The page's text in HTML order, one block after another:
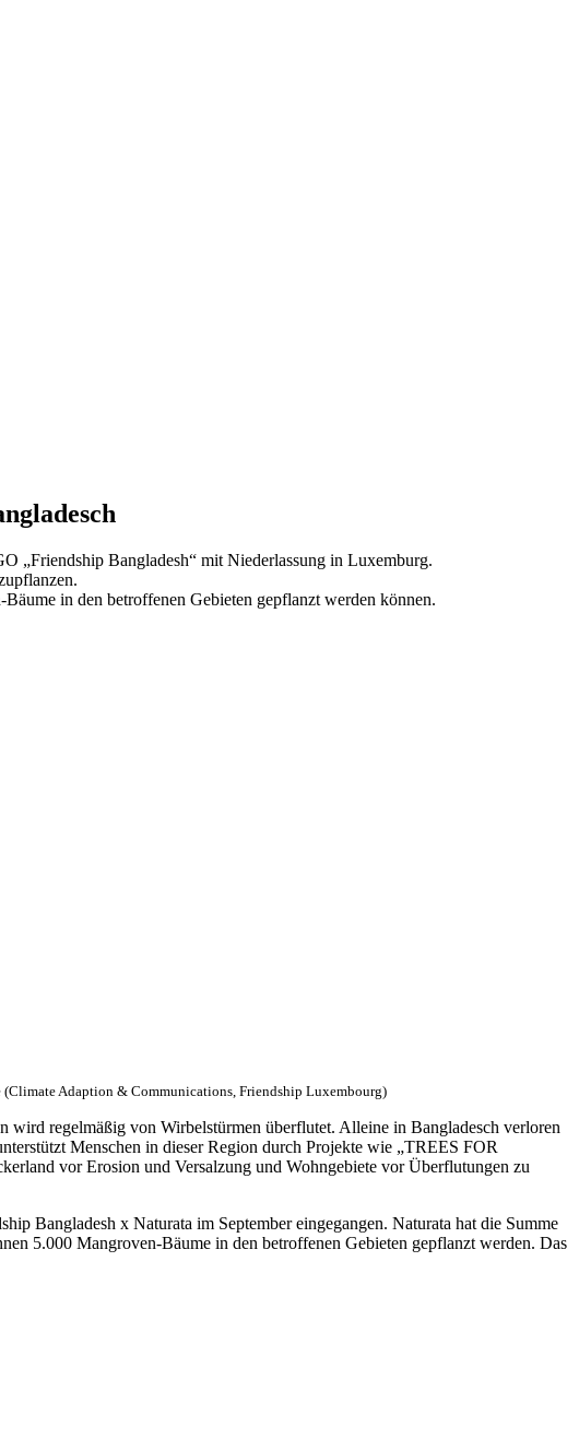
„Friendship Bangladesh“ mit Niederlassung in Luxemburg.
in den betroffenen Gebieten gepflanzt werden können.
(Climate Adaption & Communications, Friendship Luxembourg)
wird regelmäßig von Wirbelstürmen überflutet. Alleine in Bangladesch verloren
Menschen in dieser Region durch Projekte wie „TREES FOR
vor Erosion und Versalzung und Wohngebiete vor Überflutungen zu
Bangladesh x Naturata im September eingegangen. Naturata hat die Summe
5.000 Mangroven-Bäume in den betroffenen Gebieten gepflanzt werden. Das